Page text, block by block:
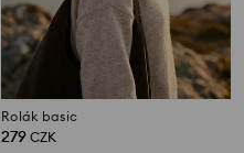
Rolák basic
279 CZK